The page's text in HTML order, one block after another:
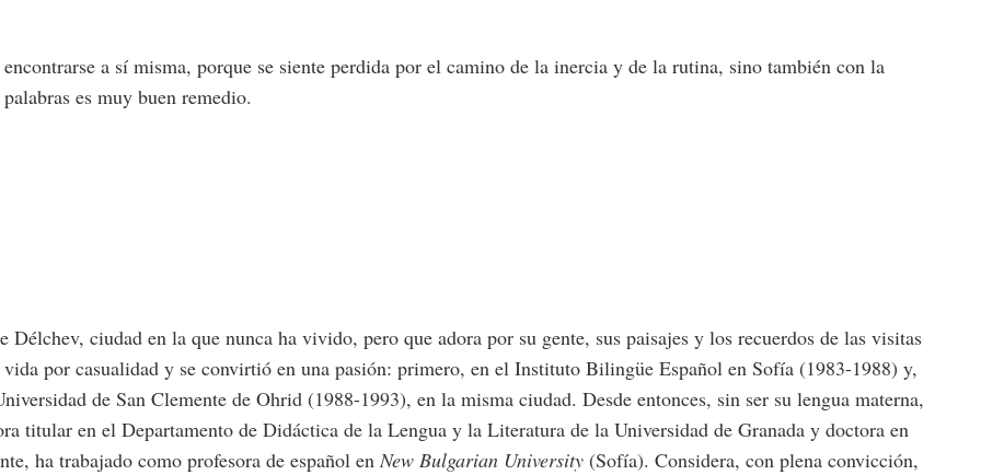
a sí misma, porque se siente perdida por el camino de la inercia y de la rutina, sino también con la
es muy buen remedio.
ciudad en la que nunca ha vivido, pero que adora por su gente, sus paisajes y los recuerdos de las visitas
por casualidad y se convirtió en una pasión: primero, en el Instituto Bilingüe Español en Sofía (1983-1988) y,
de San Clemente de Ohrid (1988-1993), en la misma ciudad. Desde entonces, sin ser su lengua materna,
titular en el Departamento de Didáctica de la Lengua y la Literatura de la Universidad de Granada y doctora en
ha trabajado como profesora de español en New Bulgarian University (Sofía). Considera, con plena convicción,